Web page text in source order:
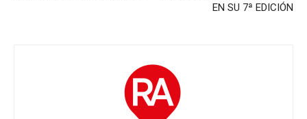
EN SU 7ª EDICIÓN